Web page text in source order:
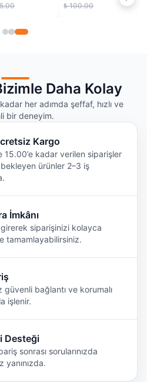
₺ 100.00
Daha Kolay
her adımda şeffaf, hızlı ve
bir deneyim.
Kargo
15.00’e kadar verilen siparişler
ürünler 2–3 iş
İmkânı
siparişinizi kolayca
tamamlayabilirsiniz.
güvenli bağlantı ve korumalı
işlenir.
Desteği
sonrası sorularınızda
yanınızda.